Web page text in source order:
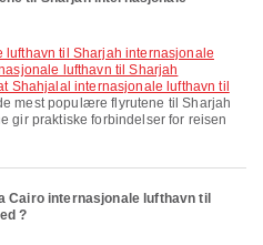
lufthavn til Sharjah
Shahjalal internasjonale lufthavn til
mest populære flyrutene til Sharjah
gir praktiske forbindelser for reisen
Cairo internasjonale lufthavn til
?